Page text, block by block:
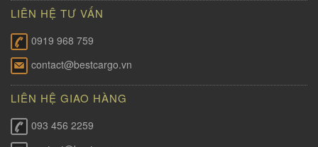
LIÊN HỆ TƯ VẤN
0919 968 759
contact@bestcargo.vn
LIÊN HỆ GIAO HÀNG
093 456 2259